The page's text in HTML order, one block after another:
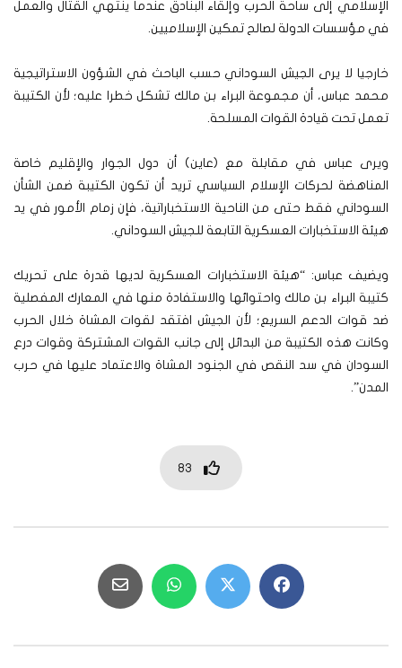
الإسلامي إلى ساحة الحرب وإلقاء البنادق عندما ينتهي القتال والعمل
في مؤسسات الدولة لصالح تمكين الإسلاميين.
خارجيا لا يرى الجيش السوداني حسب الباحث في الشؤون الاستراتيجية
محمد عباس، أن مجموعة البراء بن مالك تشكل خطرا عليه؛ لأن الكتيبة
تعمل تحت قيادة القوات المسلحة.
ويرى عباس في مقابلة مع (عاين) أن دول الجوار والإقليم خاصة
المناهضة لحركات الإسلام السياسي تريد أن تكون الكتيبة ضمن الشأن
السوداني فقط حتى من الناحية الاستخباراتية، فإن زمام الأمور في يد
هيئة الاستخبارات العسكرية التابعة للجيش السوداني.
ويضيف عباس: “هيئة الاستخبارات العسكرية لديها قدرة على تحريك
كتيبة البراء بن مالك واحتوائها والاستفادة منها في المعارك المفصلية
ضد قوات الدعم السريع؛ لأن الجيش افتقد لقوات المشاة خلال الحرب
وكانت هذه الكتيبة من البدائل إلى جانب القوات المشتركة وقوات درع
السودان في سد النقص في الجنود المشاة والاعتماد عليها في حرب
المدن”.
83